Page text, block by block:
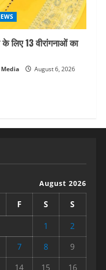
लिए 13 वीरांगनाओं का
August 6, 2026
August 2026
F S
S
1
2
7 8
9
14 15 16